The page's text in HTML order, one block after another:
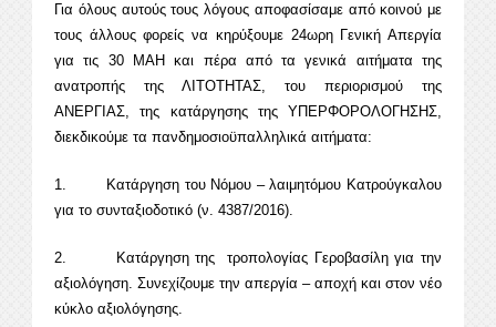
Για όλους αυτούς τους λόγους αποφασίσαμε από κοινού με
τους άλλους φορείς να κηρύξουμε 24ωρη Γενική Απεργία
για τις 30 ΜΑΗ και πέρα από τα γενικά αιτήματα της
ανατροπής της ΛΙΤΟΤΗΤΑΣ, του περιορισμού της
ΑΝΕΡΓΙΑΣ, της κατάργησης της ΥΠΕΡΦΟΡΟΛΟΓΗΣΗΣ,
διεκδικούμε τα πανδημοσιοϋπαλληλικά αιτήματα:
1. Κατάργηση του Νόμου – λαιμητόμου Κατρούγκαλου
για το συνταξιοδοτικό (ν. 4387/2016).
2. Κατάργηση της τροπολογίας Γεροβασίλη για την
αξιολόγηση. Συνεχίζουμε την απεργία – αποχή και στον νέο
κύκλο αξιολόγησης.